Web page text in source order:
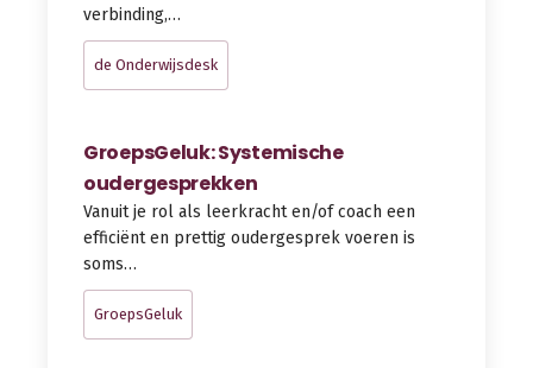
verbinding,…
de Onderwijsdesk
GroepsGeluk: Systemische
oudergesprekken
Vanuit je rol als leerkracht en/of coach een
efficiënt en prettig oudergesprek voeren is
soms…
GroepsGeluk